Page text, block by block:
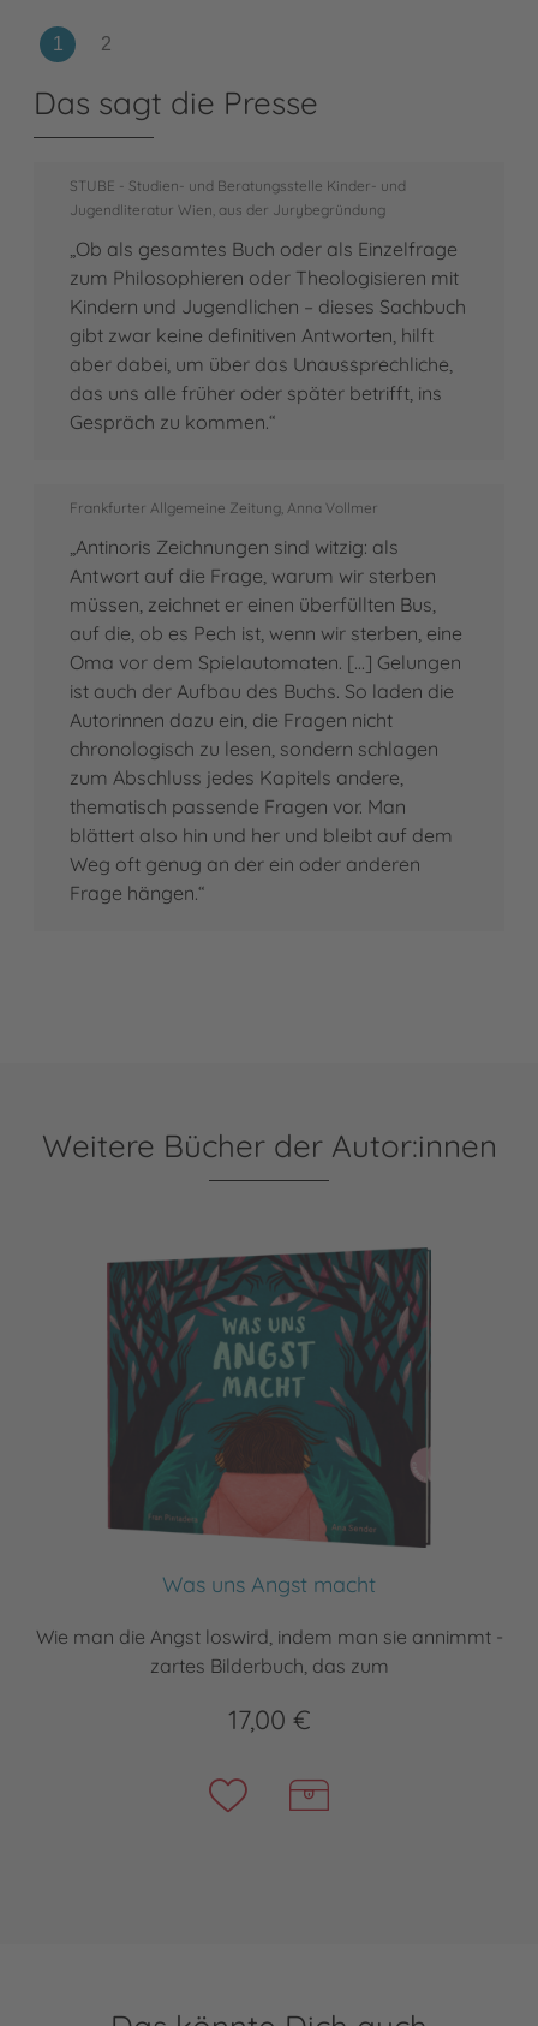
Das sagt die Presse
STUBE - Studien- und Beratungsstelle Kinder- und
Jugendliteratur Wien, aus der Jurybegründung
„Ob als gesamtes Buch oder als Einzelfrage
zum Philosophieren oder Theologisieren mit
Kindern und Jugendlichen – dieses Sachbuch
gibt zwar keine definitiven Antworten, hilft
aber dabei, um über das Unaussprechliche,
das uns alle früher oder später betrifft, ins
Gespräch zu kommen.“
Frankfurter Allgemeine Zeitung, Anna Vollmer
„Antinoris Zeichnungen sind witzig: als
Antwort auf die Frage, warum wir sterben
müssen, zeichnet er einen überfüllten Bus,
auf die, ob es Pech ist, wenn wir sterben, eine
Oma vor dem Spielautomaten. [...] Gelungen
ist auch der Aufbau des Buchs. So laden die
Autorinnen dazu ein, die Fragen nicht
chronologisch zu lesen, sondern schlagen
zum Abschluss jedes Kapitels andere,
thematisch passende Fragen vor. Man
blättert also hin und her und bleibt auf dem
Weg oft genug an der ein oder anderen
Frage hängen.“
Weitere Bücher der Autor:innen
Was uns Angst macht
Wie man die Angst loswird, indem man sie annimmt -
zartes Bilderbuch, das zum
17,00 €